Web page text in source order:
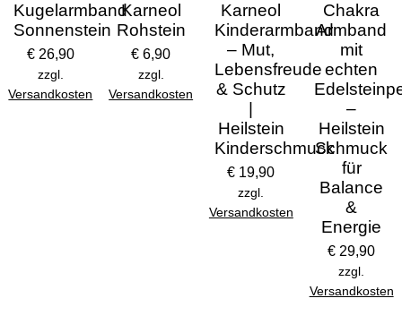
Kugelarmband
Sonnenstein
€ 26,90
zzgl.
Versandkosten
Karneol
Rohstein
€ 6,90
zzgl.
Versandkosten
Karneol
Kinderarmband
– Mut,
Lebensfreude
& Schutz
Heilstein
Kinderschmuck
€ 19,90
zzgl.
Versandkosten
Chakra
Armband
mit
echten
–
Heilstein
Schmuck
für
Balance
&
Energie
€ 29,90
zzgl.
Versandkosten